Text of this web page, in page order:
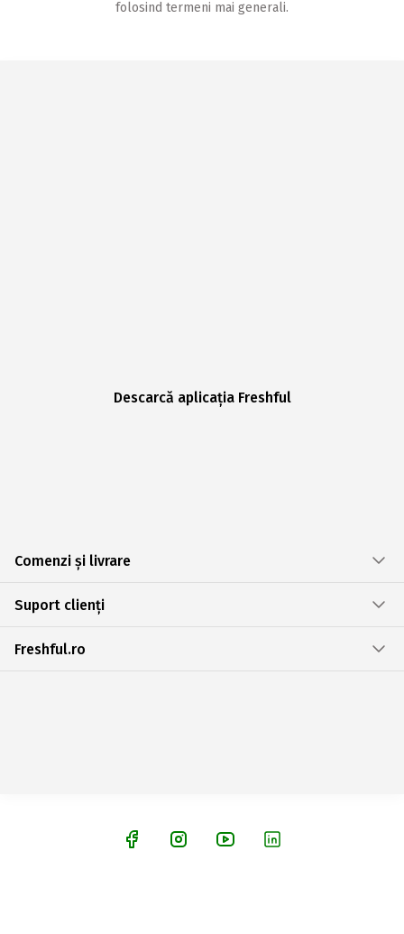
folosind termeni mai generali.
Descarcă aplicația Freshful
Comenzi și livrare
Suport clienți
Freshful.ro